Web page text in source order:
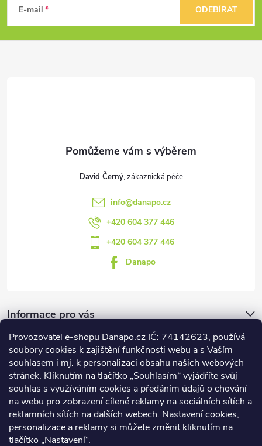
Provozovatel e-shopu Danapo.cz IČ: 74142623, používá
soubory cookies k zajištění funkčnosti webu a s Vaším
souhlasem i mj. k personalizaci obsahu našich webových
stránek. Kliknutím na tlačítko „Souhlasím“ vyjádříte svůj
souhlas s využíváním cookies a předáním údajů o chování
na webu pro zobrazení cílené reklamy na sociálních sítích a
reklamních sítích na dalších webech. Nastavení cookies,
personalizace a reklamy si můžete změnit kliknutím na
tlačítko „Nastavení“.
p
E-mail ODEBÍRAT
David Černý
info@danapo.cz
+420 604 377 446
+420 604 377 446
Danapo
Informace pro vás
Dotazník
Co upřednosťnujete?
Počet hlasů:437
Facebook